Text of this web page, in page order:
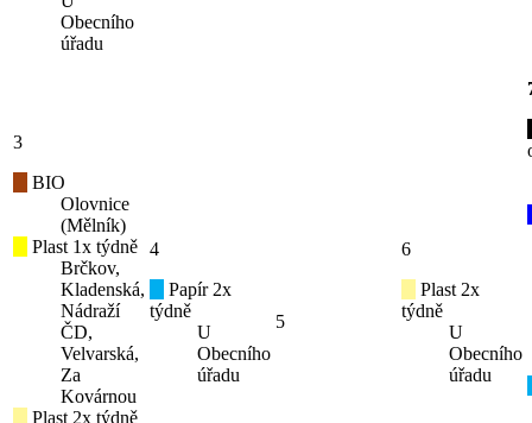
Obecního
úřadu
3
BIO
Olovnice
(Mělník)
Plast 1x týdně
Brčkov,
Kladenská,
Nádraží
ČD,
Velvarská,
Za
Kovárnou
Plast 2x týdně
4
Papír 2x
týdně
U
Obecního
úřadu
5
6
Plast 2x
týdně
U
Obecního
úřadu